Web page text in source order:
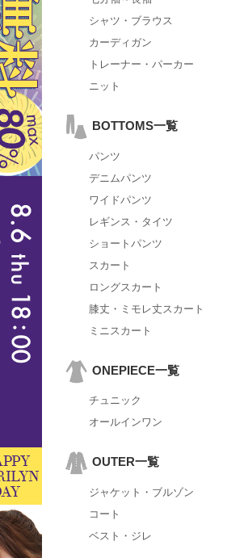
シャツ・ブラウス
カーディガン
トレーナー・パーカー
ニット
BOTTOMS一覧
パンツ
デニムパンツ
ワイドパンツ
レギンス・タイツ
ショートパンツ
スカート
ロングスカート
膝丈・ミモレ丈スカート
ミニスカート
ONEPIECE一覧
チュニック
オールインワン
OUTER一覧
ジャケット・ブルゾン
コート
ベスト・ジレ